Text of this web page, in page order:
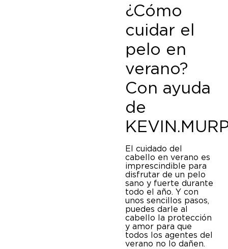
¿Cómo
cuidar el
pelo en
verano?
Con ayuda
de
El cuidado del
cabello en verano es
imprescindible para
disfrutar de un pelo
sano y fuerte durante
todo el año. Y con
unos sencillos pasos,
puedes darle al
cabello la protección
y amor para que
todos los agentes del
verano no lo dañen.